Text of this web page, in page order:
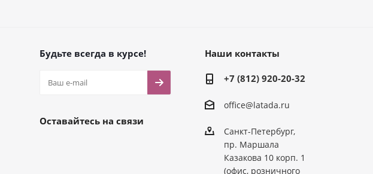
Будьте всегда в курсе!
Оставайтесь на связи
Наши контакты
+7 (812) 920-20-32
office@latada.ru
Санкт-Петербург,
пр. Маршала
Казакова 10 корп. 1
(офис, розничного